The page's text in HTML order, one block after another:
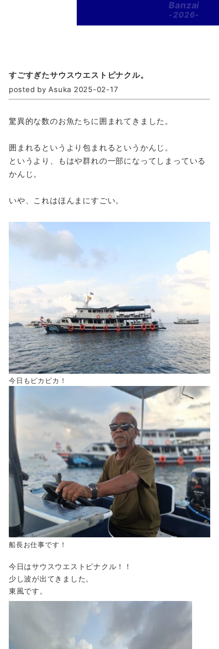
Banzai
-2026-
すごすぎたサウスウエストピナクル。
posted by Asuka 2025-02-17
驚異的な数のお魚たちに囲まれてきました。
囲まれるというより包まれるというかんじ。
というより、もはや群れの一部になってしまっている
かんじ。
いや、これはほんまにすごい。
今日もピカピカ！
船長お仕事です！
今日はサウスウエストピナクル！！
少し波が出てきました。
東風です。